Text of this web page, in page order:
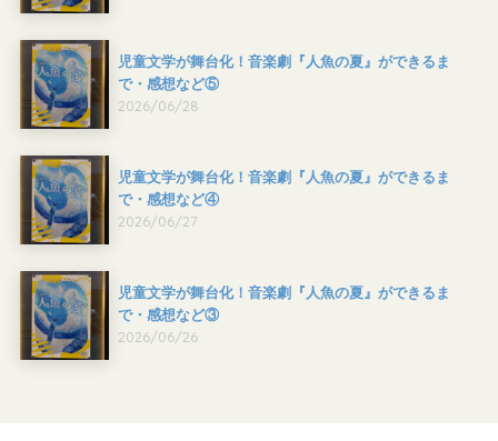
児童文学が舞台化！音楽劇『人魚の夏』ができるま
で・感想など⑤
2026/06/28
児童文学が舞台化！音楽劇『人魚の夏』ができるま
で・感想など④
2026/06/27
児童文学が舞台化！音楽劇『人魚の夏』ができるま
で・感想など③
2026/06/26